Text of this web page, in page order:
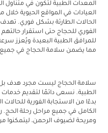
المعدات الطبية لتكون في متناول
العيادات في المواقع الحيوية
الحالات الطارئة بشكل فوري. تهدف
الفوري للحجاج حتى استقرار حالتهم
للمرافق الطبية البعيدة ويُعزز
مما يضمن سلامة الحجاج في جميع
سلامة الحجاج ليست مجرد هدف بل
الطبية. نسعى دائمًا لتقديم
بدءًا من الاستجابة الفورية للحالات
الكامل في جميع مراحل رحلة الحج.
ومريحة لضيوف الرحمن، ليتمكنوا